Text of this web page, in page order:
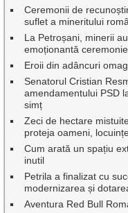
Ceremonii de
suflet a mineritului
La Petroșani, minerii
emoționantă ceremonie
Eroii din adâncuri
Senatorul Cristian
amendamentului PSD
simț
Zeci de hectare
proteja oameni,
Cum arată un spațiu
inutil
Petrila a finalizat cu
modernizarea și
Aventura Red Bull